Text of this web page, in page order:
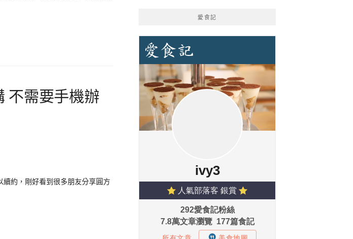
不需要手機辦
約，剛好看到很多朋友分享圓方
愛食記